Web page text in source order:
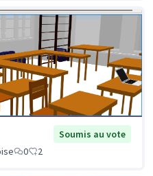
Soumis au vote
0 2